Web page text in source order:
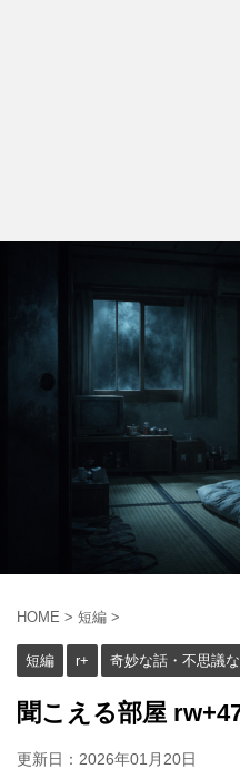
HOME > 短編 >
短編 r+ 奇妙な話・不思議
聞こえる部屋
更新日： 2026年01月20日